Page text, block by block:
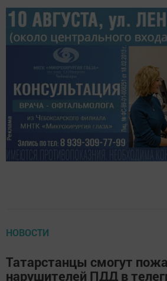
НОВОСТИ
Татарстанцы смогут
нарушителей ПДД в